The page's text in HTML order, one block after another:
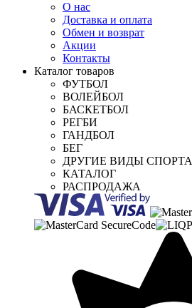
О нас
Доставка и оплата
Обмен и возврат
Акции
Контакты
Каталог товаров
ФУТБОЛ
ВОЛЕЙБОЛ
БАСКЕТБОЛ
РЕГБИ
ГАНДБОЛ
БЕГ
ДРУГИЕ ВИДЫ СПОРТА
КАТАЛОГ
РАСПРОДАЖА